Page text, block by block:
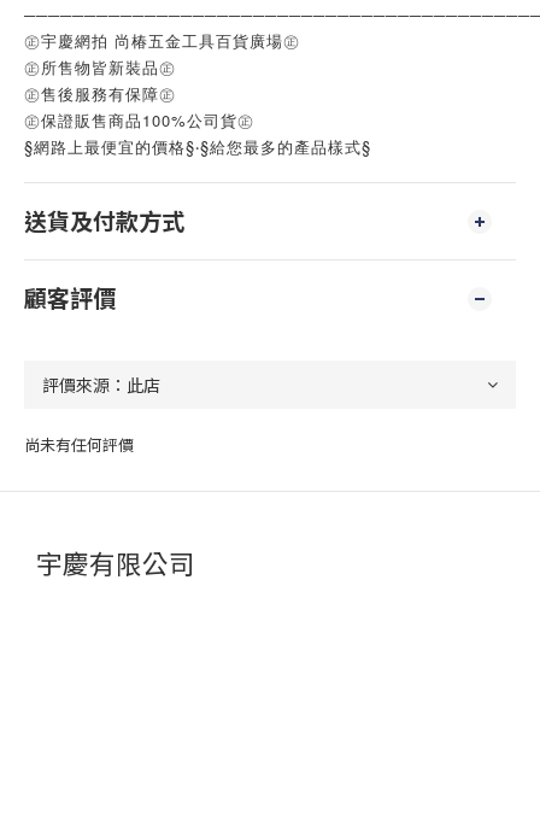
㊣宇慶網拍 尚椿五金工具百貨廣場㊣
㊣所售物皆新裝品㊣
㊣售後服務有保障㊣
㊣保證販售商品100%公司貨㊣
§網路上最便宜的價格§‧§給您最多的產品樣式§
送貨及付款方式
顧客評價
尚未有任何評價
宇慶有限公司